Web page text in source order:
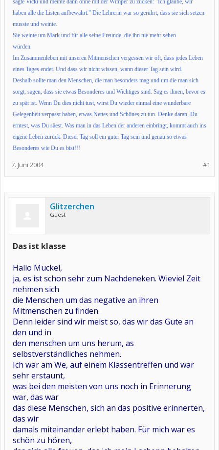
sagte Vicki und meinte dann ohne mit der Wimper zu zucken: "Ich glaube, wir
haben alle die Listen aufbewahrt." Die Lehrerin war so gerührt, dass sie sich setzen
musste und weinte.
Sie weinte um Mark und für alle seine Freunde, die ihn nie mehr sehen
würden.
Im Zusammenleben mit unseren Mitmenschen vergessen wir oft, dass jedes Leben
eines Tages endet. Und dass wir nicht wissen, wann dieser Tag sein wird.
Deshalb sollte man den Menschen, die man besonders mag und um die man sich
sorgt, sagen, dass sie etwas Besonderes und Wichtiges sind. Sag es ihnen, bevor es
zu spät ist. Wenn Du dies nicht tust, wirst Du wieder einmal eine wunderbare
Gelegenheit verpasst haben, etwas Nettes und Schönes zu tun. Denke daran, Du
erntest, was Du säest. Was man in das Leben der anderen einbringt, kommt auch ins
eigene Leben zurück. Dieser Tag soll ein guter Tag sein und genau so etwas
Besonderes wie Du es bist!!!
#1
7. Juni 2004
Glitzerchen
Guest
Das ist klasse
Hallo Muckel,
ja, es ist schon sehr zum Nachdeneken. Wieviel Zeit
nehmen sich
die Menschen um das negative an ihren
Mitmenschen zu finden.
Denn leider sind wir meist so, das wir das Gute an
den und in
den menschen um uns herum, as
selbstverständliches nehmen.
Ich war am We, auf einem Klassentreffen und war
sehr erstaunt,
was bei den meisten von uns noch in Erinnerung
war, das war
das diese Menschen, sich an das positive erinnerten,
das wir
damals miteinander erlebt haben. Für mich war es
schön zu hören,